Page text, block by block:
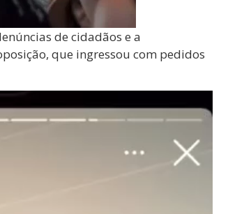
de cidadãos e a
que ingressou com pedidos